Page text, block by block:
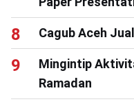
Cagub Aceh
Mingintip
Ramadan